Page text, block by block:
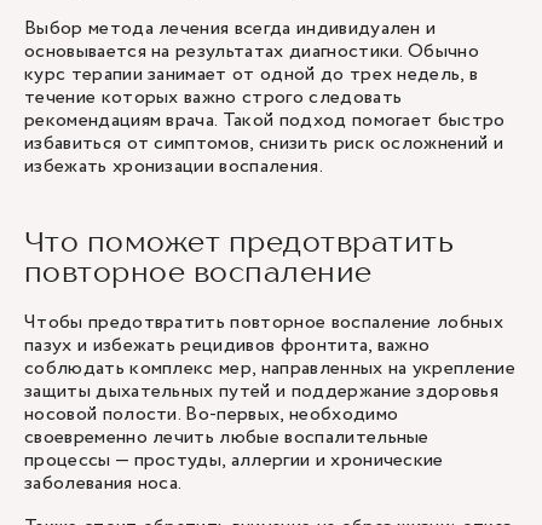
Выбор метода лечения всегда индивидуален и
основывается на результатах диагностики. Обычно
курс терапии занимает от одной до трех недель, в
течение которых важно строго следовать
рекомендациям врача. Такой подход помогает быстро
избавиться от симптомов, снизить риск осложнений и
избежать хронизации воспаления.
Что поможет предотвратить
повторное воспаление
Чтобы предотвратить повторное воспаление лобных
пазух и избежать рецидивов фронтита, важно
соблюдать комплекс мер, направленных на укрепление
защиты дыхательных путей и поддержание здоровья
носовой полости. Во-первых, необходимо
своевременно лечить любые воспалительные
процессы — простуды, аллергии и хронические
заболевания носа.